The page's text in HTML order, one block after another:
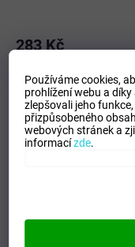
Používáme cookies,
prohlížení webu a
zlepšovali jeho
přizpůsobeného
webových stránek a
informacízde.
283 Kč
12 (2XS) 8 (4XS)
TOTÁLNÍ
VÝPRODEJ